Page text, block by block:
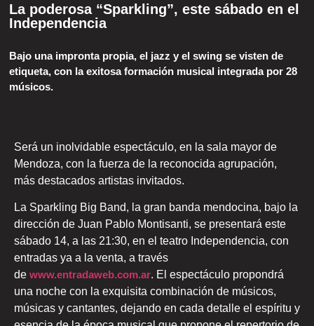
La poderosa “Sparkling”, este sábado en el
Independencia
Bajo una impronta propia, el jazz y el swing se visten de
etiqueta, con la exitosa formación musical integrada por 28
músicos.
Será un inolvidable espectáculo, en la sala mayor de
Mendoza, con la fuerza de la reconocida agrupación,
más destacados artistas invitados.
La Sparkling Big Band, la gran banda mendocina, bajo la
dirección de Juan Pablo Montisanti, se presentará este
sábado 14, a las 21:30, en el teatro Independencia, con
entradas ya a la venta, a través
de www.entradaweb.com.ar. El espectáculo propondrá
una noche con la exquisita combinación de músicos,
músicas y cantantes, dejando en cada detalle el espíritu y